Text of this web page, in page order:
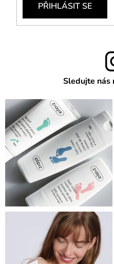
PŘIHLÁSIT SE
Sledujte nás